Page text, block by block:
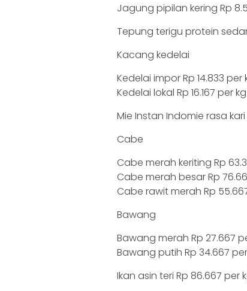
Jagung pipilan kering Rp
Tepung terigu protein
Kacang kedelai
Kedelai impor Rp 14.833 per
Kedelai lokal Rp 16.167 per kg
Mie Instan Indomie rasa
Cabe
Cabe merah keriting Rp
Cabe merah besar Rp
Cabe rawit merah Rp
Bawang
Bawang merah Rp 27.667
Bawang putih Rp 34.667
Ikan asin teri Rp 86.667 per